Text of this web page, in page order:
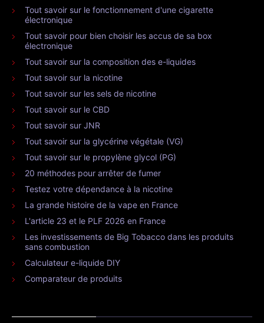
Tout savoir sur le fonctionnement d'une cigarette
électronique
Tout savoir pour bien choisir les accus de sa box
électronique
Tout savoir sur la composition des e-liquides
Tout savoir sur la nicotine
Tout savoir sur les sels de nicotine
Tout savoir sur le CBD
Tout savoir sur JNR
Tout savoir sur la glycérine végétale (VG)
Tout savoir sur le propylène glycol (PG)
20 méthodes pour arrêter de fumer
Testez votre dépendance à la nicotine
La grande histoire de la vape en France
L'article 23 et le PLF 2026 en France
Les investissements de Big Tobacco dans les produits
sans combustion
Calculateur e-liquide DIY
Comparateur de produits